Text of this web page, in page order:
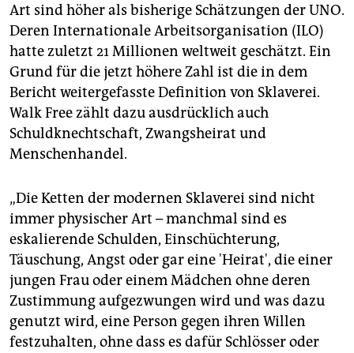
Art sind höher als bisherige Schätzungen der UNO.
Deren Internationale Arbeitsorganisation (ILO)
hatte zuletzt 21 Millionen weltweit geschätzt. Ein
Grund für die jetzt höhere Zahl ist die in dem
Bericht weitergefasste Definition von Sklaverei.
Walk Freezählt dazu ausdrücklich auch
Schuldknechtschaft, Zwangsheirat und
Menschenhandel.
„Die Ketten der modernen Sklaverei sind nicht
immer physischer Art – manchmal sind es
eskalierende Schulden, Einschüchterung,
Täuschung, Angst oder gar eine 'Heirat', die einer
jungen Frau oder einem Mädchen ohne deren
Zustimmung aufgezwungen wird und was dazu
genutzt wird, eine Person gegen ihren Willen
festzuhalten, ohne dass es dafür Schlösser oder